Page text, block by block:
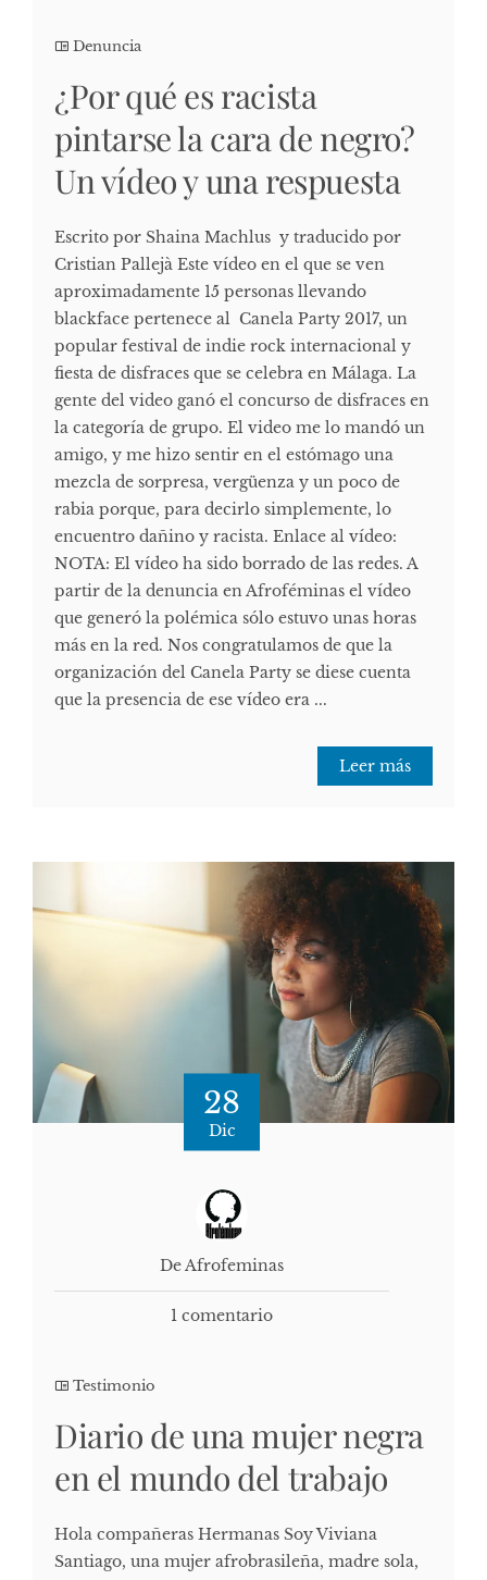
Denuncia
¿Por qué es racista
pintarse la cara de negro?
Un vídeo y una respuesta
Escrito por Shaina Machlus y traducido por
Cristian Pallejà Este vídeo en el que se ven
aproximadamente 15 personas llevando
blackface pertenece al Canela Party 2017, un
popular festival de indie rock internacional y
fiesta de disfraces que se celebra en Málaga. La
gente del video ganó el concurso de disfraces en
la categoría de grupo. El video me lo mandó un
amigo, y me hizo sentir en el estómago una
mezcla de sorpresa, vergüenza y un poco de
rabia porque, para decirlo simplemente, lo
encuentro dañino y racista. Enlace al vídeo:
NOTA: El vídeo ha sido borrado de las redes. A
partir de la denuncia en Afroféminas el vídeo
que generó la polémica sólo estuvo unas horas
más en la red. Nos congratulamos de que la
organización del Canela Party se diese cuenta
que la presencia de ese vídeo era ...
Leer más
28
Dic
De Afrofeminas
1 comentario
Testimonio
Diario de una mujer negra
en el mundo del trabajo
Hola compañeras Hermanas Soy Viviana
Santiago, una mujer afrobrasileña, madre sola,